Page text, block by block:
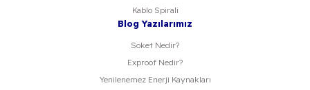
Kablo Spirali
Blog Yazılarımız
Soket Nedir?
Exproof Nedir?
Yenilenemez Enerji Kaynakları